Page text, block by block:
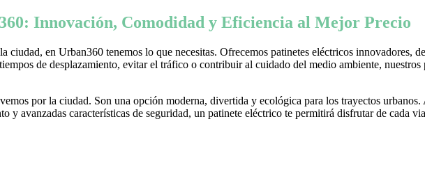
Innovación, Comodidad y Eficiencia al Mejor Precio
en Urban360 tenemos lo que necesitas. Ofrecemos patinetes eléctricos innovadores,
de desplazamiento, evitar el tráfico o contribuir al cuidado del medio ambiente,
por la ciudad. Son una opción moderna, divertida y ecológica para los trayectos
y avanzadas características de seguridad, un patinete eléctrico te permitirá disfrutar de cada